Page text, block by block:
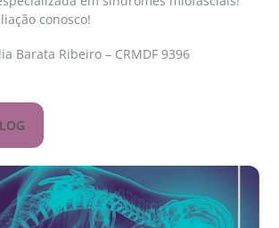
conosco!
Barata Ribeiro – CRMDF 9396